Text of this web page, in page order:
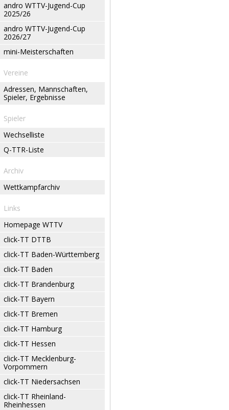
andro WTTV-Jugend-Cup
2025/26
andro WTTV-Jugend-Cup
2026/27
mini-Meisterschaften
Vereine
Adressen, Mannschaften,
Spieler, Ergebnisse
Spieler
Wechselliste
Q-TTR-Liste
Archiv
Wettkampfarchiv
Links
Homepage WTTV
click-TT DTTB
click-TT Baden-Württemberg
click-TT Baden
click-TT Brandenburg
click-TT Bayern
click-TT Bremen
click-TT Hamburg
click-TT Hessen
click-TT Mecklenburg-
Vorpommern
click-TT Niedersachsen
click-TT Rheinland-
Rheinhessen